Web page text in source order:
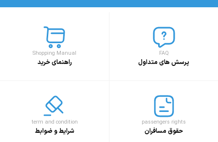
FAQ
پرسش های متداول
Shopping Manual
راهنمای خرید
passengers rights
حقوق مسافران
term and condition
شرایط و ضوابط